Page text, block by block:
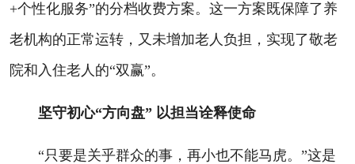
+个性化服务”的分档收费方案。这一方案既保障了养
老机构的正常运转，又未增加老人负担，实现了敬老
院和入住老人的“双赢”。
坚守初心“方向盘” 以担当诠释使命
“只要是关乎群众的事，再小也不能马虎。”这是